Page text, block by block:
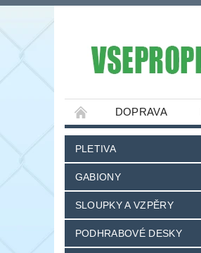
DOPRAVA
PLETIVA
GABIONY
SLOUPKY A VZPĚRY
PODHRABOVÉ DESKY